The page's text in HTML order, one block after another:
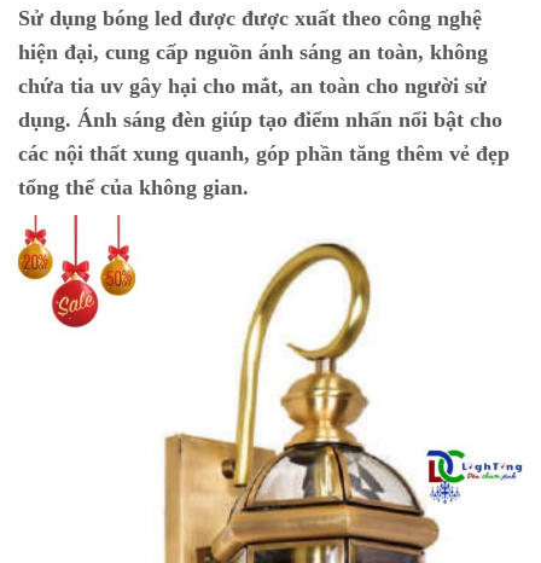
Sử dụng bóng led được được xuất theo công nghệ
hiện đại, cung cấp nguồn ánh sáng an toàn, không
chứa tia uv gây hại cho mắt, an toàn cho người sử
dụng. Ánh sáng đèn giúp tạo điểm nhấn nổi bật cho
các nội thất xung quanh, góp phần tăng thêm vẻ đẹp
tổng thể của không gian.